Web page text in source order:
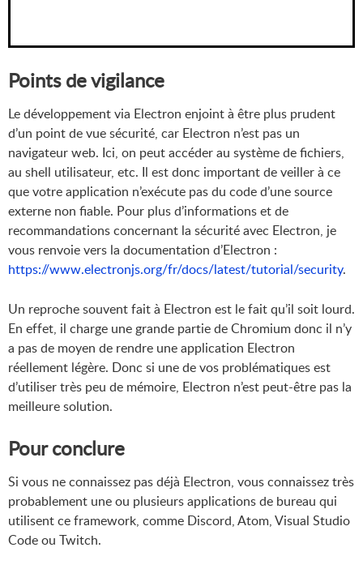
Points de vigilance
Le développement via Electron enjoint à être plus prudent
d’un point de vue sécurité, car Electron n’est pas un
navigateur web. Ici, on peut accéder au système de fichiers,
au shell utilisateur, etc. Il est donc important de veiller à ce
que votre application n’exécute pas du code d’une source
externe non fiable. Pour plus d’informations et de
recommandations concernant la sécurité avec Electron, je
vous renvoie vers la documentation d’Electron :
https://www.electronjs.org/fr/docs/latest/tutorial/security.
Un reproche souvent fait à Electron est le fait qu’il soit lourd.
En effet, il charge une grande partie de Chromium donc il n’y
a pas de moyen de rendre une application Electron
réellement légère. Donc si une de vos problématiques est
d’utiliser très peu de mémoire, Electron n’est peut-être pas la
meilleure solution.
Pour conclure
Si vous ne connaissez pas déjà Electron, vous connaissez très
probablement une ou plusieurs applications de bureau qui
utilisent ce framework, comme Discord, Atom, Visual Studio
Code ou Twitch.